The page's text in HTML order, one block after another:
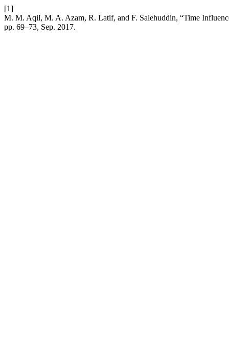
[1]
M. M. Aqil, M. A. Azam, R. Latif, and F. Salehuddin, “Time
pp. 69–73, Sep. 2017.